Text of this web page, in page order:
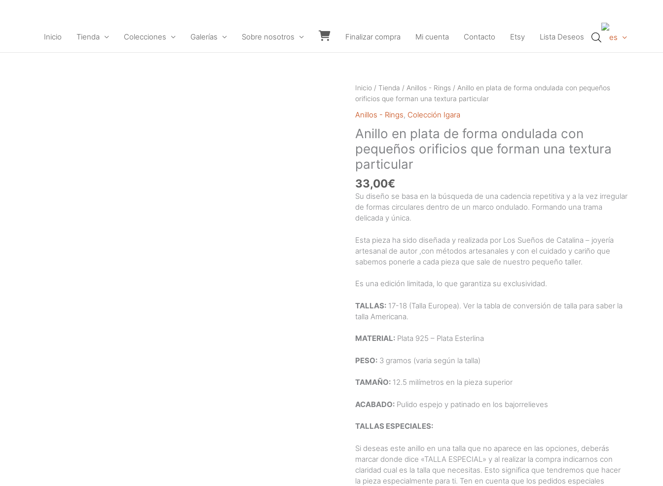
Inicio
Tienda Colecciones Galerías
Sobre nosotros
Carrito
Finalizar compra Mi cuenta Contacto Etsy Lista Deseos
Inicio / Tienda / Anillos - Rings / Anillo en plata de forma ondulada con pequeños
orificios que forman una textura particular
Anillos - Rings, Colección Igara
Anillo en plata de forma ondulada con
pequeños orificios que forman una textura
particular
33,00€
Su diseño se basa en la búsqueda de una cadencia repetitiva y a la vez irregular
de formas circulares dentro de un marco ondulado. Formando una trama
delicada y única.
Esta pieza ha sido diseñada y realizada por Los Sueños de Catalina – joyería
artesanal de autor ,con métodos artesanales y con el cuidado y cariño que
sabemos ponerle a cada pieza que sale de nuestro pequeño taller.
Es una edición limitada, lo que garantiza su exclusividad.
TALLAS: 17-18 (Talla Europea). Ver la tabla de conversión de talla para saber la
talla Americana.
MATERIAL: Plata 925 – Plata Esterlina
PESO: 3 gramos (varia según la talla)
TAMAÑO: 12.5 milímetros en la pieza superior
ACABADO: Pulido espejo y patinado en los bajorrelieves
TALLAS ESPECIALES:
Si deseas este anillo en una talla que no aparece en las opciones, deberás
marcar donde dice «TALLA ESPECIAL» y al realizar la compra indicarnos con
claridad cual es la talla que necesitas. Esto significa que tendremos que hacer
la pieza especialmente para ti. Ten en cuenta que los pedidos especiales